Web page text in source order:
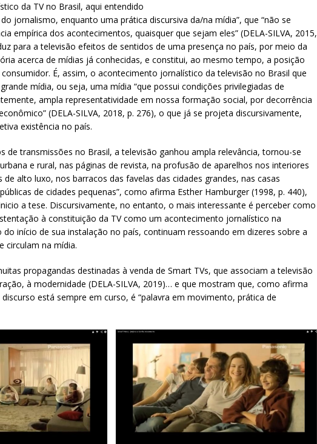
da TV no Brasil, aqui entendido
jornalismo, enquanto uma prática discursiva da/na mídia”, que “não se
empírica dos acontecimentos, quaisquer que sejam eles” (DELA-SILVA, 2015,
para a televisão efeitos de sentidos de uma presença no país, por meio da
acerca de mídias já conhecidas, e constitui, ao mesmo tempo, a posição
É, assim, o acontecimento jornalístico da televisão no Brasil que
mídia, ou seja, uma mídia “que possui condições privilegiadas de
ampla representatividade em nossa formação social, por decorrência
(DELA-SILVA, 2018, p. 276), o que já se projeta discursivamente,
existência no país.
de transmissões no Brasil, a televisão ganhou ampla relevância, tornou-se
e rural, nas páginas de revista, na profusão de aparelhos nos interiores
de alto luxo, nos barracos das favelas das cidades grandes, nas casas
de cidades pequenas”, como afirma Esther Hamburger (1998, p. 440),
a tese. Discursivamente, no entanto, o mais interessante é perceber como
à constituição da TV como um acontecimento jornalístico na
início de sua instalação no país, continuam ressoando em dizeres sobre a
circulam na mídia.
propagandas destinadas à venda de Smart TVs, que associam a televisão
à modernidade (DELA-SILVA, 2019)… e que mostram que, como afirma
está sempre em curso, é “palavra em movimento, prática de